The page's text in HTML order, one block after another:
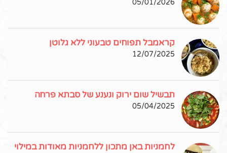
05/01/2026
קראמבל תפוחים טבעוני ללא גלוטן
12/07/2025
תבשיל שום ירוק ונענע של סבתא פרחה
05/04/2025
לחמניות באן מתכון ללחמניות מאודות במילוי